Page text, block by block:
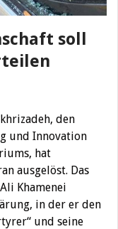
soll
den
und Innovation
hat
ausgelöst. Das
Khamenei
in der er den
und seine